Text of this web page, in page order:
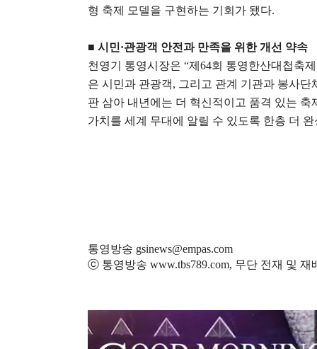
형 축제 모델을 구현하는 기회가 됐다.
■ 시민·관광객 안전과 만족을 위한 개선 약속
천영기 통영시장은 “제 64회 통영한산대첩축
은 시민과 관광객, 그리고 관계 기관과 봉사단
판 삼아 내년에는 더 혁신적이고 품격 있는 축
가치를 세계 무대에 알릴 수 있도록 한층 더
통영방송 gsinews@empas.com
ⓒ 통영방송 www.tbs789.com, 무단 전재 및 재